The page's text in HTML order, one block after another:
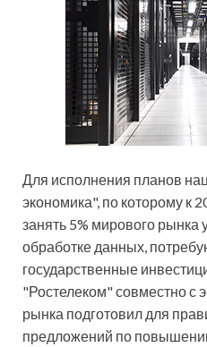
Для исполнения планов
экономика", по которому к
занять 5% мирового рынка
обработке данных,
государственные
"Ростелеком" совместно с
рынка подготовил для
предложений по